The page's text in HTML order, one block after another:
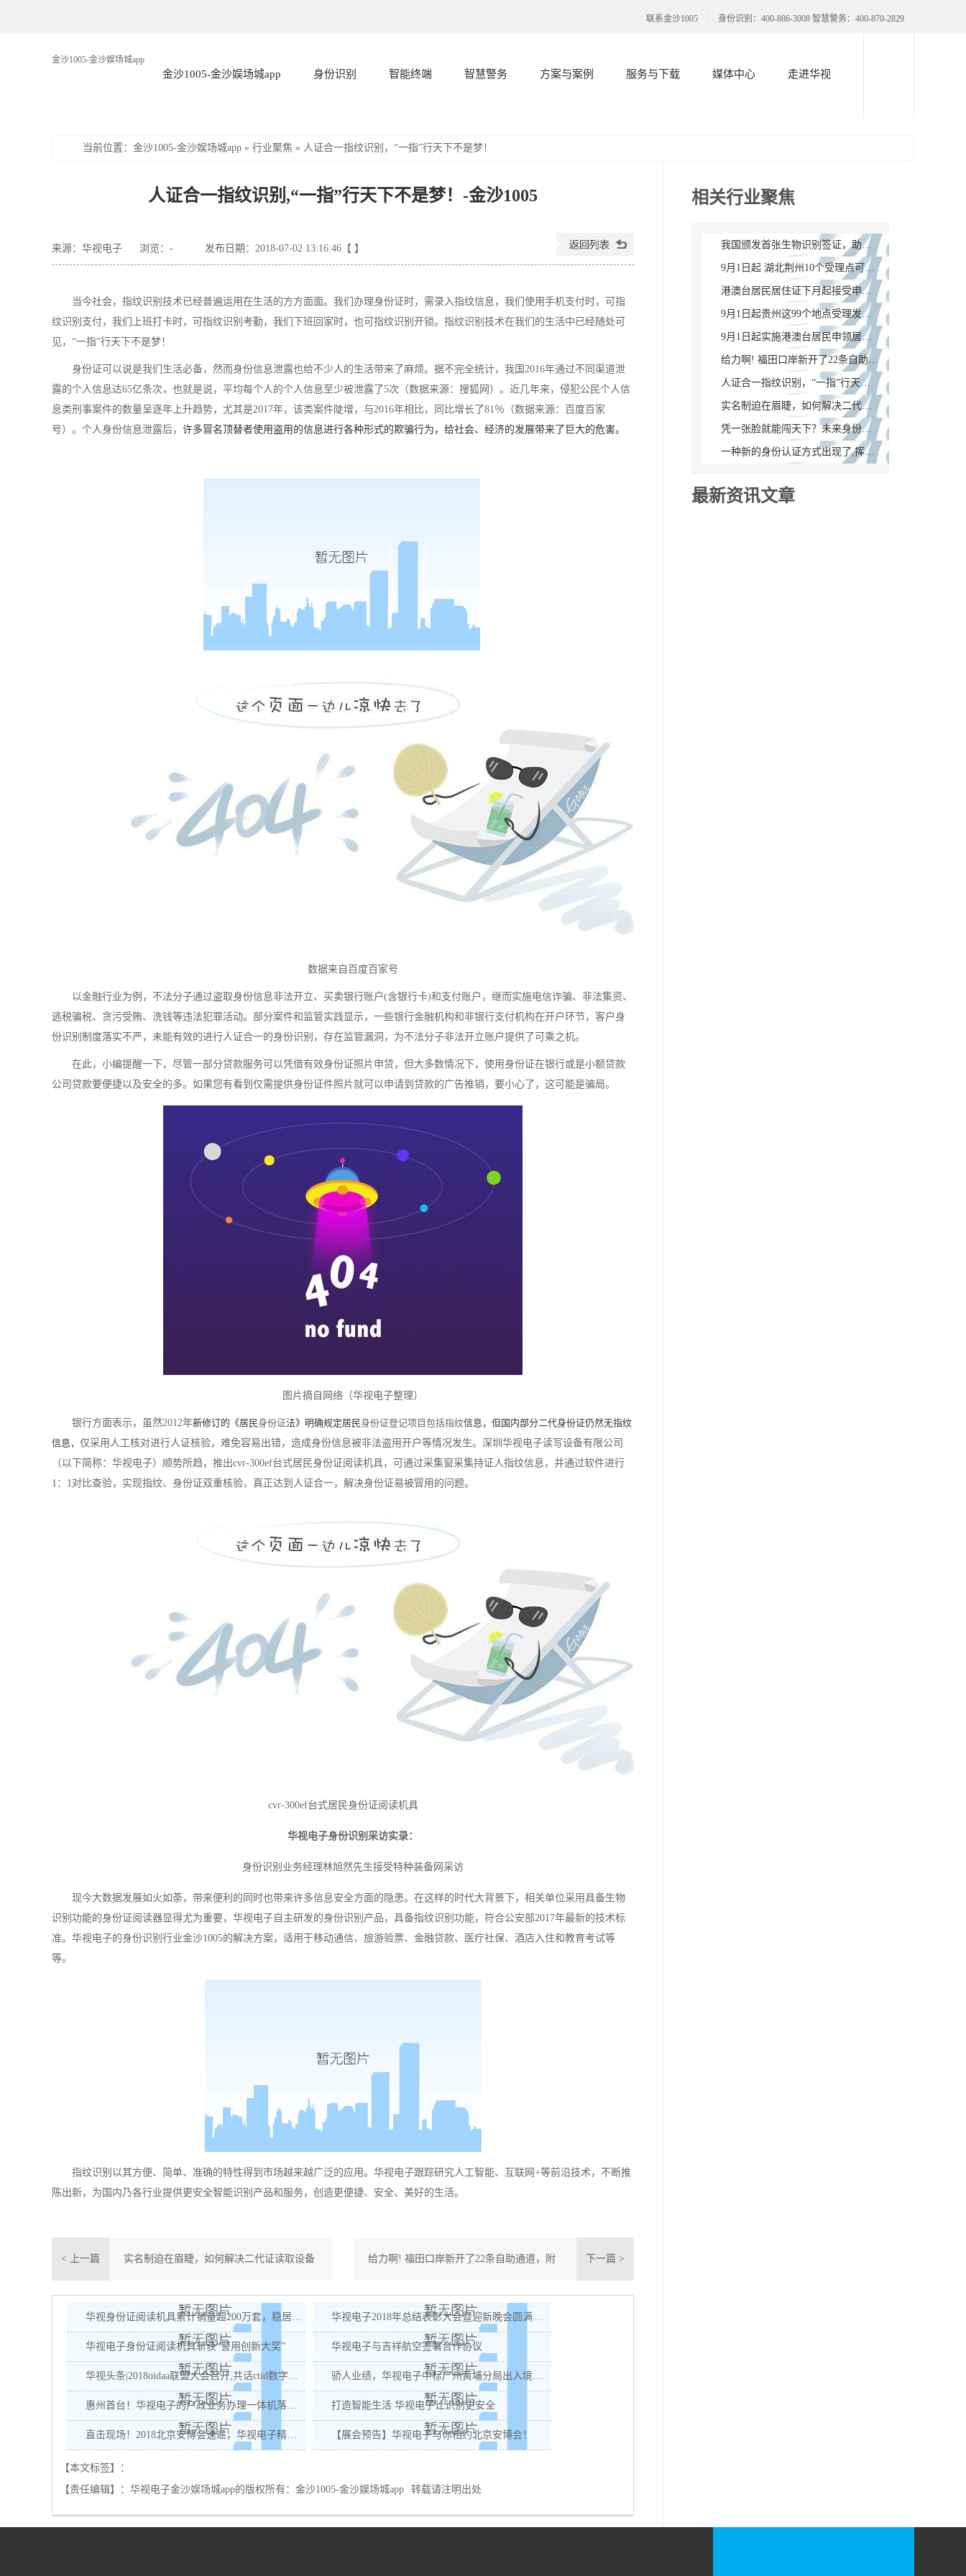
联系金沙1005 身份识别：400-886-3008 智慧警务：400-870-2829
金沙1005-金沙娱场城app
金沙1005-金沙娱场城app 身份识别 智能终端 智慧警务 方案与案例 服务与下载 媒体中心 走进华视
当前位置 ： 金沙1005-金沙娱场城app » 行业聚焦 » 人证合一指纹识别，“一指”行天下不是梦！
人证合一指纹识别,“一指”行天下不是梦！-金沙1005
来源：华视电子 浏览： - 发布日期：2018-07-02 13:16:46【 】
当今社会，指纹识别技术已经普遍运用在生活的方方面面。我们办理身份证时，需录入指纹信息，我们使用手机支付时，可指
纹识别支付，我们上班打卡时，可指纹识别考勤，我们下班回家时，也可指纹识别开锁。指纹识别技术在我们的生活中已经随处可
见， “一指”行天下不是梦！
身份证可以说是我们生活必备，然而身份信息泄露也给不少人的生活带来了麻烦。据不完全统计，我国 2016年通过不同渠道泄
露的个人信息达65亿条次，也就是说，平均每个人的个人信息至少被泄露了5次 （数据来源：搜狐网） 。 近几年来，侵犯公民个人信
息类刑事案件的数量呈逐年上升趋势，尤其是2017年，该类案件陡增，与2016年相比，同比增长了81％ （数据来源：百度百家
号） 。 个人身份信息泄露后， 许多冒名顶替者使用盗用的信息进行各种形式的欺骗行为，给社会、经济的发展带来了巨大的危害。
数据来自百度百家号
以金融行业为例，不法分子通过盗取身份信息非法开立、买卖银行账户(含银行卡)和支付账户，继而实施电信诈骗、非法集资、
逃税骗税、贪污受贿、洗钱等违法犯罪活动。 部分案件和监管实践显示，一些银行金融机构和非银行支付机构在开户环节，客户身
份识别制度落实不严，未能有效的进行人证合一的身份识别，存在监管漏洞，为不法分子非法开立账户提供了可乘之机。
在此，小编提醒一下，尽管一部分贷款服务可以凭借有效身份证照片申贷，但大多数情况下，使用身份证在银行或是小额贷款
公司贷款要便捷以及安全的多。如果您有看到仅需提供身份证件照片就可以申请到贷款的广告推销，要小心了，这可能是骗局。
图片摘自网络（华视电子整理）
银行方面表示，虽然2012年新修订的《居民身份证法》明确规定居民身份证登记项目包括指纹信息 ，但国内部分二代身份证仍然无指纹
信息， 仅采用人工核对进行人证核验，难免容易出错，造成身份信息被非法盗用开户等情况发生。深圳华视电子读写设备有限公司
（以下简称：华视电子）顺势所趋，推出cvr-300ef台式居民身份证阅读机具，可通过采集窗采集持证人指纹信息，并通过软件进行
1：1对比查验， 实现指纹、身份证双重核验，真正达到人证合一，解决身份证易被冒用的问题。
cvr-300ef台式居民身份证阅读机具
华视电子身份识别采访实录：
身份识别业务经理林旭然先生接受特种装备网采访
现今大数据发展如火如荼，带来便利的同时也带来许多信息安全方面的隐患。在这样的时代大背景下，相关单位采用具备生物
识别功能的身份证阅读器显得尤为重要，华视电子自主研发的身份识别产品，具备指纹识别功能，符合公安部2017年最新的技术标
准。华视电子的身份识别行业金沙1005的解决方案，适用于移动通信、旅游验票、金融贷款、医疗社保、酒店入住和教育考试等
等。
指纹识别以其方便、简单、准确的特性得到市场越来越广泛的应用。华视电子跟踪研究人工智能、互联网 +等前沿技术，不断推
陈出新，为国内乃各行业提供更安全智能识别产品和服务，创造更便捷、安全、美好的生活。
< 上一篇 实名制迫在眉睫，如何解决二代证读取设备
的成本问题？
下一篇 >
给力啊! 福田口岸新开了22条自助通道，附
港澳通行证签注地址大全
华视身份证阅读机具累计销量超200万套，稳居榜首！
华视电子2018年总结表彰大会暨迎新晚会圆满落幕
华视电子身份证阅读机具斩获“警用创新大奖” 华视电子与吉祥航空签署合作协议
华视头条|2018oidaa联盟大会召开,共话ctid数字未来 骄人业绩，华视电子中标广州黄埔分局出入境采购项目
惠州首台！华视电子的户政业务办理一体机落地惠城区 打造智能生活 华视电子让识别更安全
直击现场！2018北京安博会速递，华视电子精彩不容错过！ 【展会预告】华视电子与你相约北京安博会！
【本文标签】：
【责任编辑】： 华视电子金沙娱场城app的版权所有： 金沙1005-金沙娱场城app 转载请注明出处
相关行业聚焦
我国颁发首张生物识别签证，助力构建信息时代
9月1日起 湖北荆州10个受理点可办理港澳台居民居住证
港澳台居民居住证下月起接受申领 福建省1217个公安户籍办理窗口设受理点
9月1日起贵州这99个地点受理发放港澳台居民居住证（附申领教程）
9月1日起实施港澳台居民申领居住证新政，广东386个受理点公布！
给力啊! 福田口岸新开了22条自助通道，附港澳通行证签注地址大全
人证合一指纹识别，“一指”行天下不是梦！
实名制迫在眉睫，如何解决二代证读取设备的成本问题？
凭一张脸就能闯天下？未来身份识别将不再局限于身份证
一种新的身份认证方式出现了,挥手掌即可识别
最新资讯文章